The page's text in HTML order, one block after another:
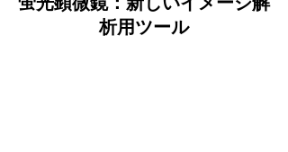
析用ツール